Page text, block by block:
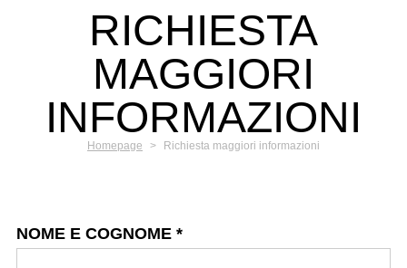
RICHIESTA
MAGGIORI
INFORMAZIONI
Homepage > Richiesta maggiori informazioni
NOME E COGNOME *